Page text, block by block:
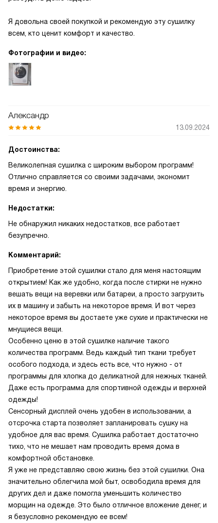
Я довольна своей покупкой и рекомендую эту сушилку
всем, кто ценит комфорт и качество.
Фотографии и видео:
Александр
13.09.2024
Достоинства:
Великолепная сушилка с широким выбором программ!
Отлично справляется со своими задачами, экономит
время и энергию.
Недостатки:
Не обнаружил никаких недостатков, все работает
безупречно.
Комментарий:
Приобретение этой сушилки стало для меня настоящим
открытием! Как же удобно, когда после стирки не нужно
вешать вещи на веревки или батареи, а просто загрузить
их в машину и забыть на некоторое время. И вот через
некоторое время вы достаете уже сухие и практически не
мнущиеся вещи.
Особенно ценю в этой сушилке наличие такого
количества программ. Ведь каждый тип ткани требует
особого подхода, и здесь есть все, что нужно - от
программы для хлопка до деликатной для нежных тканей.
Даже есть программа для спортивной одежды и верхней
одежды!
Сенсорный дисплей очень удобен в использовании, а
отсрочка старта позволяет запланировать сушку на
удобное для вас время. Сушилка работает достаточно
тихо, что не мешает нам проводить время дома в
комфортной обстановке.
Я уже не представляю свою жизнь без этой сушилки. Она
значительно облегчила мой быт, освободила время для
других дел и даже помогла уменьшить количество
морщин на одежде. Это было отличное вложение денег, и
я безусловно рекомендую ее всем!